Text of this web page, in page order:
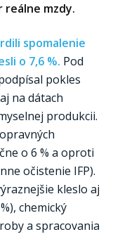
reálne mzdy.
spomalenie
o 7,6 %. Pod
pokles
na dátach
produkcii.
o 6 % a oproti
očistenie IFP).
kleslo aj
chemický
a spracovania